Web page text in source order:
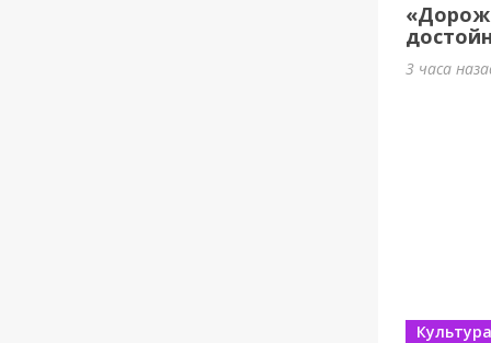
3 часа
Культура